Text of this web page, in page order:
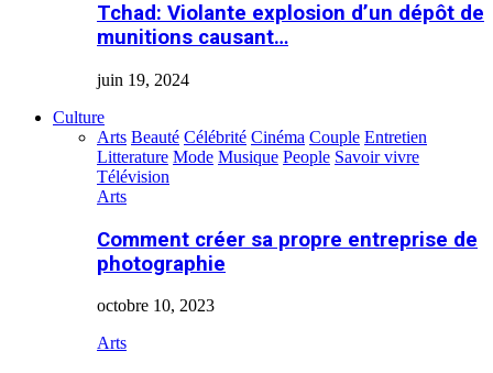
Tchad: Violante explosion d’un dépôt de
munitions causant…
juin 19, 2024
Culture
Arts Beauté Célébrité Cinéma Couple Entretien
Litterature Mode Musique People Savoir vivre
Télévision
Arts
Comment créer sa propre entreprise de
photographie
octobre 10, 2023
Arts